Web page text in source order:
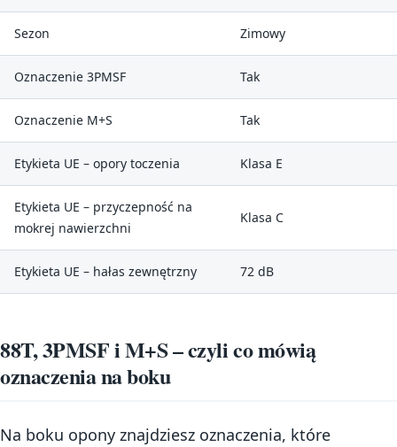
Sezon Zimowy
Oznaczenie 3PMSF Tak
Oznaczenie M+S Tak
Etykieta UE – opory toczenia Klasa E
Etykieta UE – przyczepność na
mokrej nawierzchni
Klasa C
Etykieta UE – hałas zewnętrzny 72 dB
88T, 3PMSF i M+S – czyli co mówią
oznaczenia na boku
Na boku opony znajdziesz oznaczenia, które